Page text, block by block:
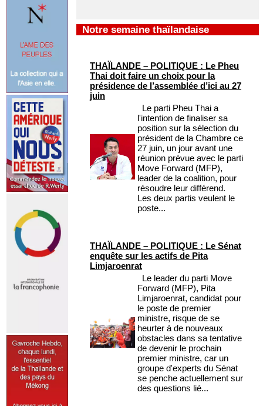
Notre semaine thaïlandaise
THAÏLANDE – POLITIQUE : Le Pheu
Thai doit faire un choix pour la
présidence de l’assemblée d’ici au 27
juin
Le parti Pheu Thai a
l'intention de finaliser sa
position sur la sélection du
président de la Chambre ce
27 juin, un jour avant une
réunion prévue avec le parti
Move Forward (MFP),
leader de la coalition, pour
résoudre leur différend.
Les deux partis veulent le
poste...
THAÏLANDE – POLITIQUE : Le Sénat
enquête sur les actifs de Pita
Limjaroenrat
Le leader du parti Move
Forward (MFP), Pita
Limjaroenrat, candidat pour
le poste de premier
ministre, risque de se
heurter à de nouveaux
obstacles dans sa tentative
de devenir le prochain
premier ministre, car un
groupe d'experts du Sénat
se penche actuellement sur
des questions lié...